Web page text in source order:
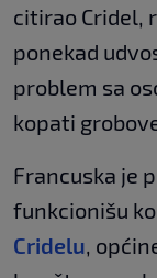
citirao Cridel,
ponekad
problem sa
kopati
Francuska je
funkcionišu
Cridelu,